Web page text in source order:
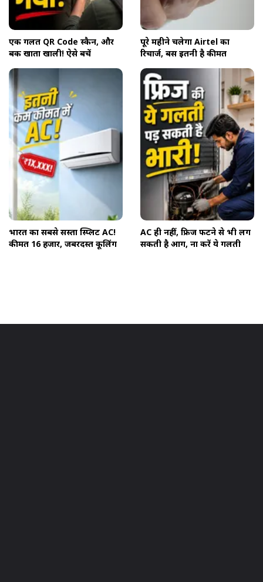
एक गलत QR Code स्कैन, और
बैंक खाता खाली! ऐसे बचें
पूरे महीने चलेगा Airtel का
रिचार्ज, बस इतनी है कीमत
भारत का सबसे सस्ता स्प्लिट AC!
कीमत 16 हजार, जबरदस्त कूलिंग
AC ही नहीं, फ्रिज फटने से भी लग
सकती है आग, ना करें ये गलती